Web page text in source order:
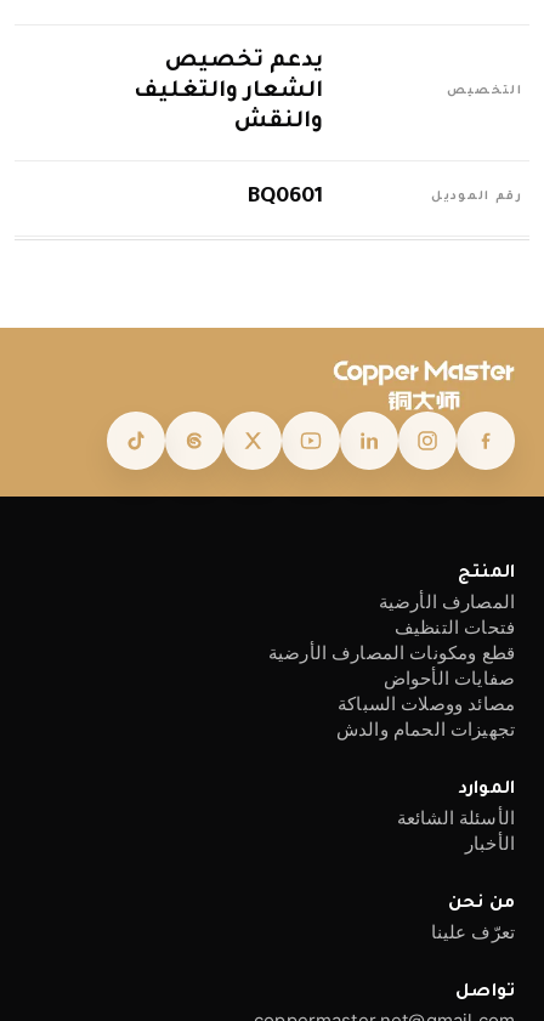
التخصيص
يدعم تخصيص
الشعار والتغليف
والنقش
رقم الموديل BQ0601
المنتج
المصارف الأرضية
فتحات التنظيف
قطع ومكونات المصارف الأرضية
صفايات الأحواض
مصائد ووصلات السباكة
تجهيزات الحمام والدش
الموارد
الأسئلة الشائعة
الأخبار
من نحن
تعرّف علينا
تواصل